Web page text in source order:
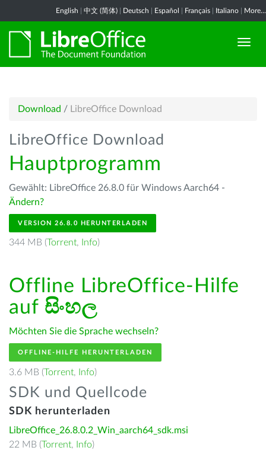
English 中文 (简体) Deutsch Español Français Italiano More...
Download / LibreOffice Download
LibreOffice Download
Hauptprogramm
Gewählt: LibreOffice 26.8.0 für Windows Aarch64 -
Ändern?
VERSION 26.8.0 HERUNTERLADEN
344 MB (Torrent, Info)
Offline LibreOffice-Hilfe
auf සිංහල
Möchten Sie die Sprache wechseln?
OFFLINE-HILFE HERUNTERLADEN
3.6 MB (Torrent, Info)
SDK und Quellcode
SDK herunterladen
LibreOffice_26.8.0.2_Win_aarch64_sdk.msi
22 MB (Torrent, Info)